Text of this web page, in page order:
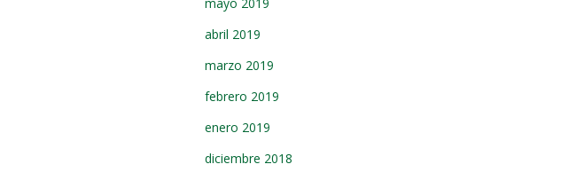
abril 2019
marzo 2019
febrero 2019
enero 2019
diciembre 2018